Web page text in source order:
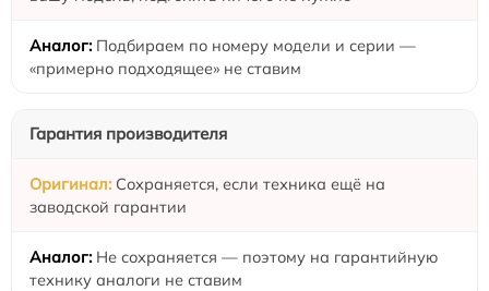
Подбираем по номеру модели и серии —
«примерно подходящее» не ставим
Гарантия производителя
Сохраняется, если техника ещё на
заводской гарантии
Не сохраняется — поэтому на гарантийную
технику аналоги не ставим